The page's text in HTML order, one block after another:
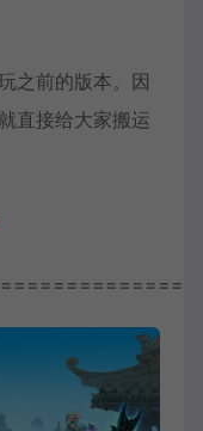
之前的版本。因
直接给大家搬运